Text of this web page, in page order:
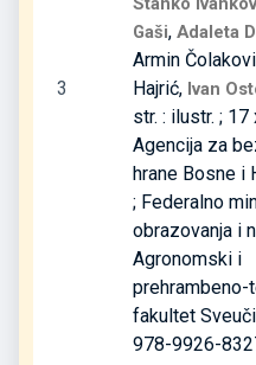
3
Gaši, Adaleta
Armin
Hajrić, Ivan
str. : ilustr. ; 17
Agencija za
hrane Bosne i
; Federalno
obrazovanja i
Agronomski i
prehrambeno-
fakultet
978-9926-